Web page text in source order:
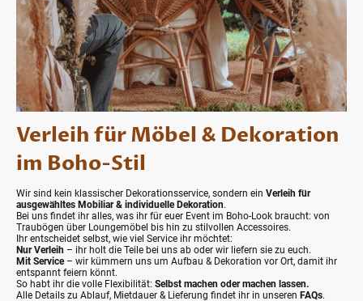
Verleih für Möbel & Dekoration
im Boho-Stil
Wir sind kein klassischer Dekorationsservice, sondern ein Verleih für
ausgewähltes Mobiliar & individuelle Dekoration.
Bei uns findet ihr alles, was ihr für euer Event im Boho-Look braucht: von
Traubögen über Loungemöbel bis hin zu stilvollen Accessoires.
Ihr entscheidet selbst, wie viel Service ihr möchtet:
Nur Verleih – ihr holt die Teile bei uns ab oder wir liefern sie zu euch.
Mit Service– wir kümmern uns um Aufbau & Dekoration vor Ort, damit ihr
entspannt feiern könnt.
So habt ihr die volle Flexibilität: Selbst machen oder machen lassen.
Alle Details zu Ablauf, Mietdauer & Lieferung findet ihr in unseren FAQs.